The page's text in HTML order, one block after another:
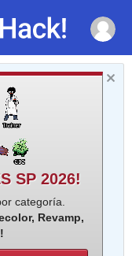
SP 2026!
categoría.
Revamp,